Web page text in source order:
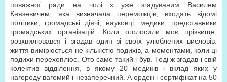
поважної ради на чолі з уже згадуваним Василем
Князевичем, яка визначала переможців, входять відомі
політики, громадські діячі, науковці, медики, представники
громадських організацій. Коли оголосили моє прізвище,
розхвилювався і згадав один зі своїх улюблених висловів:
життя вимірюється не кількістю подихів, а моментами, коли ці
подихи перехоплює. Ото саме такий і був. Тоді ж згадав і свій
колектив відділення, в якому 20 медиків і вклад яких у
нагороду вагомий і незаперечний. А орден і сертифікат на 50